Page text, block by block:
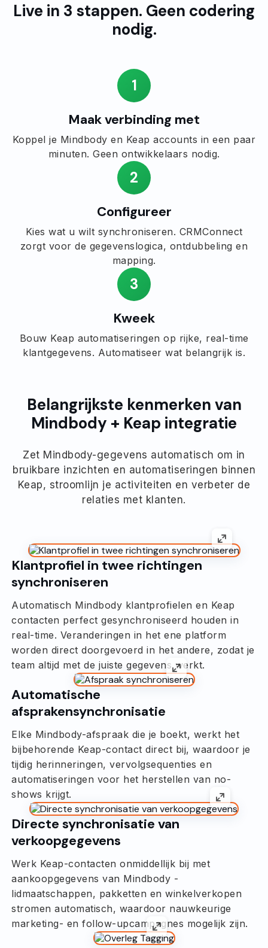
Live in 3 stappen. Geen codering
nodig.
1
Maak verbinding met
Koppel je Mindbody en Keap accounts in een paar
minuten. Geen ontwikkelaars nodig.
2
Configureer
Kies wat u wilt synchroniseren. CRMConnect
zorgt voor de gegevenslogica, ontdubbeling en
mapping.
3
Kweek
Bouw Keap automatiseringen op rijke, real-time
klantgegevens. Automatiseer wat belangrijk is.
Belangrijkste kenmerken van
Mindbody + Keap integratie
Zet Mindbody-gegevens automatisch om in
bruikbare inzichten en automatiseringen binnen
Keap, stroomlijn je activiteiten en verbeter de
relaties met klanten.
Klantprofiel in twee richtingen
synchroniseren
Automatisch Mindbody klantprofielen en Keap
contacten perfect gesynchroniseerd houden in
real-time. Veranderingen in het ene platform
worden direct doorgevoerd in het andere, zodat je
team altijd met de juiste gegevens werkt.
Automatische
afsprakensynchronisatie
Elke Mindbody-afspraak die je boekt, werkt het
bijbehorende Keap-contact direct bij, waardoor je
tijdig herinneringen, vervolgsequenties en
automatiseringen voor het herstellen van no-
shows krijgt.
Directe synchronisatie van
verkoopgegevens
Werk Keap-contacten onmiddellijk bij met
aankoopgegevens van Mindbody -
lidmaatschappen, pakketten en winkelverkopen
stromen automatisch, waardoor nauwkeurige
marketing- en follow-upcampagnes mogelijk zijn.